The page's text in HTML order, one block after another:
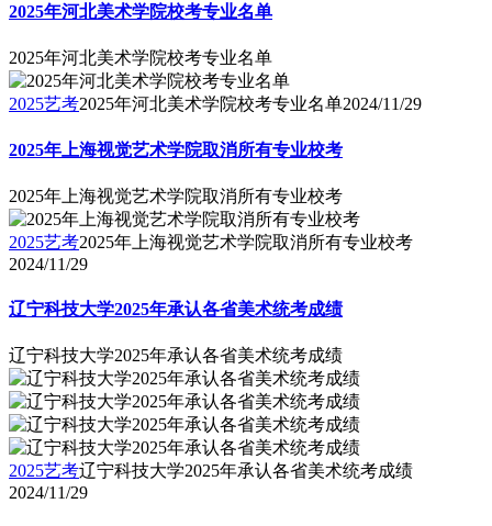
2025年河北美术学院校考专业名单
2025年河北美术学院校考专业名单
2025艺考2025年河北美术学院校考专业名单2024/11/29
2025年上海视觉艺术学院取消所有专业校考
2025年上海视觉艺术学院取消所有专业校考
2025艺考2025年上海视觉艺术学院取消所有专业校考
2024/11/29
辽宁科技大学2025年承认各省美术统考成绩
辽宁科技大学2025年承认各省美术统考成绩
2025艺考辽宁科技大学2025年承认各省美术统考成绩
2024/11/29